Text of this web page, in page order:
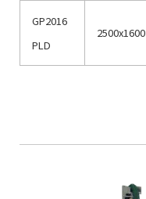
GP2016
PLD
2500x1600